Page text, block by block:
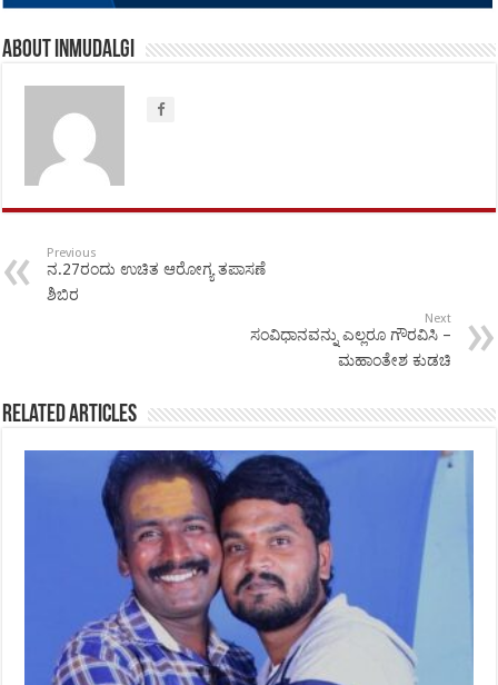
About inmudalgi
Previous
ನ.27ರಂದು ಉಚಿತ ಆರೋಗ್ಯ ತಪಾಸಣೆ
ಶಿಬಿರ
Next
ಸಂವಿಧಾನವನ್ನು ಎಲ್ಲರೂ ಗೌರವಿಸಿ –
ಮಹಾಂತೇಶ ಕುಡಚಿ
Related Articles